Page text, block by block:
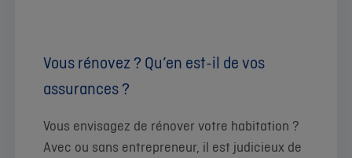
Vous rénovez ? Qu’en est-il de vos
assurances ?
Vous envisagez de rénover votre habitation ?
Avec ou sans entrepreneur, il est judicieux de